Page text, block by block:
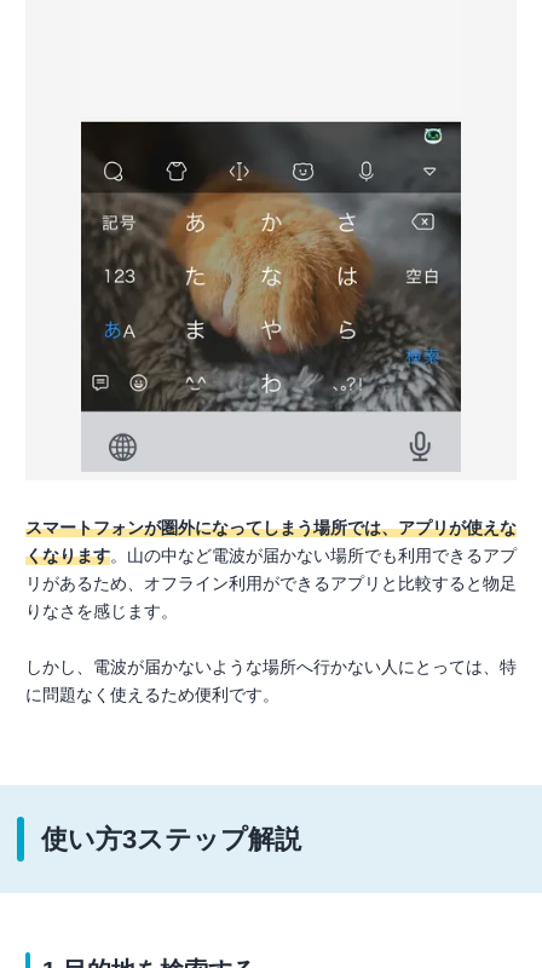
スマートフォンが圏外になってしまう場所では、アプリが使えな
くなります。山の中など電波が届かない場所でも利用できるアプ
リがあるため、オフライン利用ができるアプリと比較すると物足
りなさを感じます。
しかし、電波が届かないような場所へ行かない人にとっては、特
に問題なく使えるため便利です。
使い方3ステップ解説